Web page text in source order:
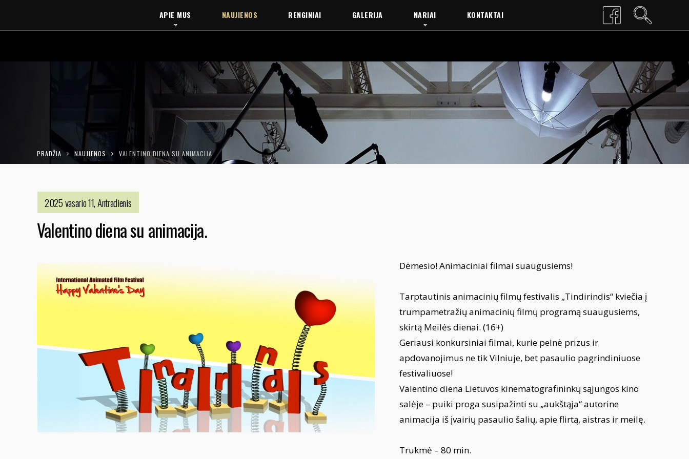
APIE MUS NAUJIENOS RENGINIAI GALERIJA NARIAI KONTAKTAI
PRADŽIA NAUJIENOS VALENTINO DIENA SU ANIMACIJA.
2025 vasario 11, Antradienis
Valentino diena su animacija.
Dėmesio! Animaciniai filmai suaugusiems!
Tarptautinis animacinių filmų festivalis „Tindirindis“ kviečia į
trumpametražių animacinių filmų programą suaugusiems,
skirtą Meilės dienai. (16+)
Geriausi konkursiniai filmai, kurie pelnė prizus ir
apdovanojimus ne tik Vilniuje, bet pasaulio pagrindiniuose
festivaliuose!
Valentino diena Lietuvos kinematografininkų sąjungos kino
salėje – puiki proga susipažinti su „aukštąja“ autorine
animacija iš įvairių pasaulio šalių, apie flirtą, aistras ir meilę.
Trukmė – 80 min.